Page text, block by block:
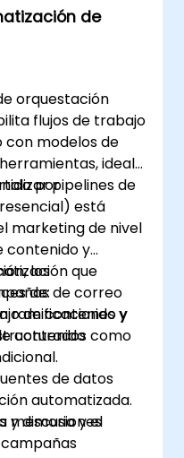
de
orquestación
flujos de trabajo
con modelos de
ideal
pipelines de
por
está
marketing de nivel
contenido y
que
de correo
ramificaciones y
contenido
los
de:
de contenido y
como
de datos
automatizada.
memoria y el
y discusiones